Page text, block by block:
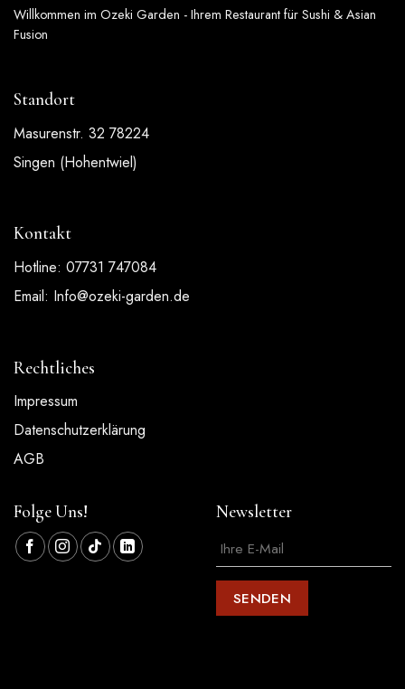
Willkommen im Ozeki Garden - Ihrem Restaurant für Sushi & Asian
Fusion
Standort
Masurenstr. 32 78224
Singen (Hohentwiel)
Kontakt
Hotline: 07731 747084
Email: Info@ozeki-garden.de
Rechtliches
Impressum
Datenschutzerklärung
AGB
Folge Uns! Newsletter